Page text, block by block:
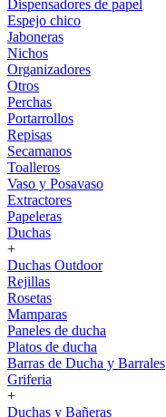
Dispensadores de papel
Espejo chico
Jaboneras
Nichos
Organizadores
Otros
Perchas
Portarrollos
Repisas
Secamanos
Toalleros
Vaso y Posavaso
Extractores
Papeleras
Duchas
+
Duchas Outdoor
Rejillas
Rosetas
Mamparas
Paneles de ducha
Platos de ducha
Barras de Ducha y Barrales
Griferia
+
Duchas y Bañeras